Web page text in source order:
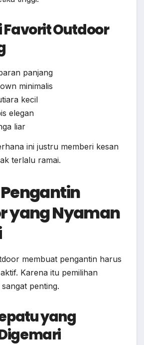
Outdoor
panjang
minimalis
kecil
elegan
liar
ini justru memberi kesan
terlalu ramai.
yang Nyaman
membuat pengantin harus
Karena itu pemilihan
penting.
yang